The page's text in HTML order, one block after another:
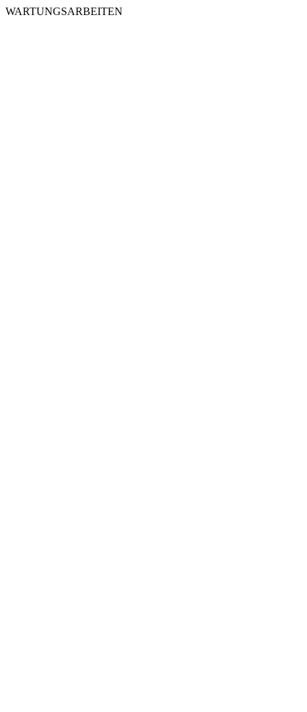
WARTUNGSARBEITEN